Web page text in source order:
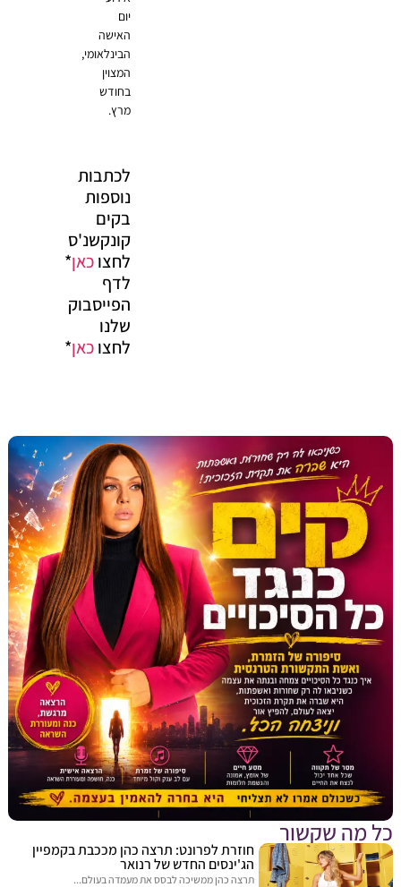
הבינלאומי,
לכתבות
נוספות
בקים
קונקשנ'ס
לחצוכאן*
הפייסבוק
לחצוכאן*
שקשור
חוזרת לפרונט: תרצה כהן מככבת בקמפיין
הג'ינסים החדש של רנואר
תרצה כהן ממשיכה לבסס את מעמדה בעולם...